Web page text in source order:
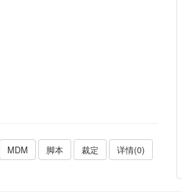
MDM 脚本 裁定 详情(0)